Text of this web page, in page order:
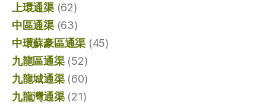
上環通渠(62)
中區通渠(63)
中環蘇豪區通渠 (45)
九龍區通渠(52)
九龍城通渠(60)
九龍灣通渠(21)